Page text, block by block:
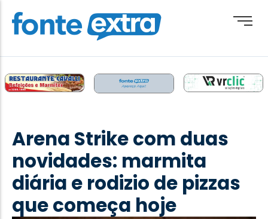
Destaque
Esporte
Geral
Obituário
Arena Strike com duas
novidades: marmita
diária e rodizio de pizzas
que começa hoje